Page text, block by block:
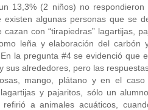
13,3% (2 niños) no
existen algunas personas que se
cazan con “tirapiedras” lagartijas,
leña y elaboración del
la pregunta #4 se evidenció que
sus alrededores, pero las
mango, plátano y en el
lagartijas y pajaritos, sólo un
refirió a animales acuáticos,